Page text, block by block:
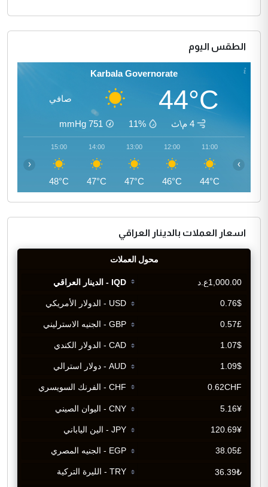
الطقس اليوم
Karbala Governorate
44°C صافي
4 م\ث 11%
751
mmHg
11:00
44°C
12:00
46°C
13:00
47°C
14:00
47°C
15:00
48°C
‹ ›
اسعار العملات بالدينار العراقي